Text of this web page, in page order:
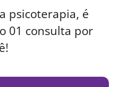
psicoterapia, é
01 consulta por